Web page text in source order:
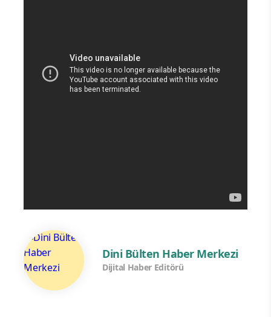
Dini Bülten Haber Merkezi
Dijital Haber Editörü